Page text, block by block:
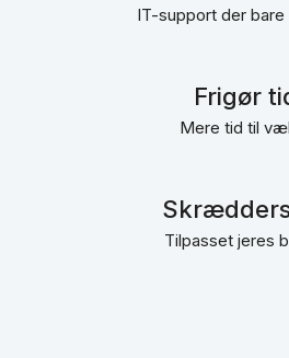
IT-support der
Frigør
Mere tid til
Tilpasset jeres